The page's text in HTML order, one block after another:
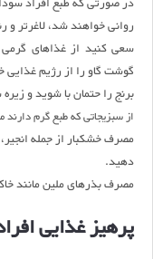
روانی خواهند شد، لاغرتر
سعی کنید از غذاهای
گوشت گاو را از رژیم
برنج را حتمان با شوید و
از سبزیجاتی که طبع گرم دارند
مصرف خشکبار از جمله
دهید.
مصرف بذرهای ملین مانند
پرهیز غذایی